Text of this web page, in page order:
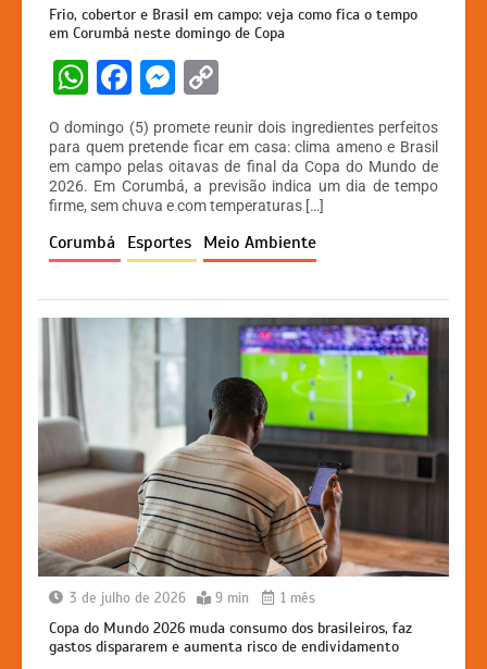
Frio, cobertor e Brasil em campo: veja como fica o tempo
em Corumbá neste domingo de Copa
W
h
at
s
A
p
F
a
c
e
b
o
k
M
s
s
e
n
er
p
y
Li
n
O domingo (5) promete reunir dois ingredientes perfeitos
para quem pretende ficar em casa: clima ameno e Brasil
em campo pelas oitavas de final da Copa do Mundo de
2026. Em Corumbá, a previsão indica um dia de tempo
firme, sem chuva e com temperaturas […]
Corumbá Esportes Meio Ambiente
3 de julho de 2026 9 min 1 mês
Copa do Mundo 2026 muda consumo dos brasileiros, faz
gastos dispararem e aumenta risco de endividamento